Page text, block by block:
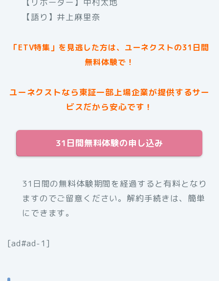
【リポーター】中村太地
【語り】井上麻里奈
「ETV特集」を見逃した方は、ユーネクストの31日間
無料体験で！
ユーネクストなら東証一部上場企業が提供するサー
ビスだから安心です！
31日間無料体験の申し込み
31日間の無料体験期間を経過すると有料となり
ますのでご留意ください。解約手続きは、簡単
にできます。
[ad#ad-1]